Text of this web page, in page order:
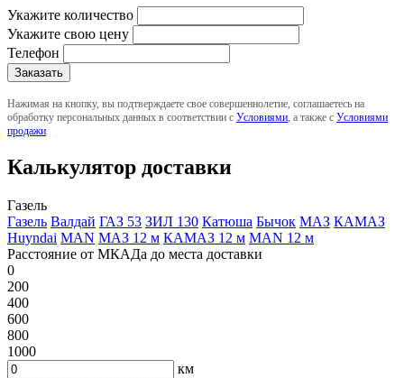
Укажите количество
Укажите свою цену
Телефон
Нажимая на кнопку, вы подтверждаете свое совершеннолетие, соглашаетесь на
обработку персональных данных в соответствии с Условиями , а также с Условиями
продажи
Калькулятор доставки
Газель
Газель Валдай ГАЗ 53 ЗИЛ 130 Катюша Бычок МАЗ КАМАЗ
Huyndai MAN МАЗ 12 м КАМАЗ 12 м MAN 12 м
Расстояние от МКАДа до места доставки
0
200
400
600
800
1000
км